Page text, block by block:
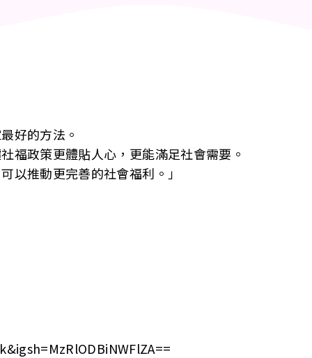
好的方法。
福政策更體貼人心，更能滿足社會需要。
以推動更完善的社會福利。」